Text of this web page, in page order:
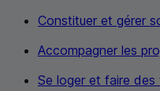
Constituer et gérer
Accompagner les
Se loger et faire des